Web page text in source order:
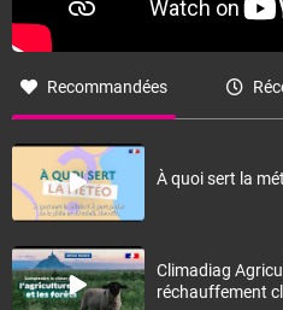
Recommandées
À quoi sert la
Climadiag
réchauffement